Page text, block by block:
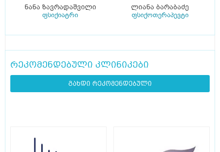
ნანა ზავრადაშვილი
ფსიქიატრი
ლიანა ბარაბაძე
ფსიქოთერაპევტი
რეკომენდებული კლინიკები
გახდი რეკომენდებული